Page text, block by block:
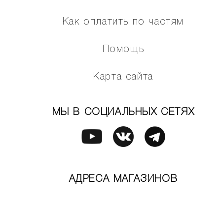
Как оплатить по частям
Помощь
Карта сайта
МЫ В СОЦИАЛЬНЫХ СЕТЯХ
АДРЕСА МАГАЗИНОВ